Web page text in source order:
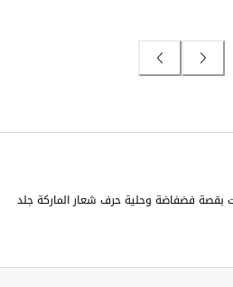
بقصة فضفاضة وحلية حرف شعار الماركة جلد